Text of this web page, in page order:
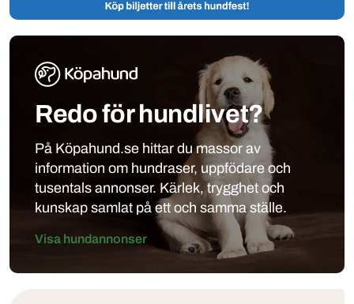
Redo för hundlivet?
På Köpahund.se hittar du massor av
information om hundraser, uppfödare och
tusentals annonser. Kärlek, trygghet och
kunskap samlat på ett och samma ställe.
Visa hundannonser